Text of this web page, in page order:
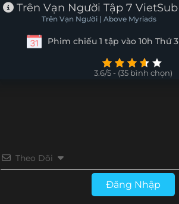
Trên Vạn Người Tập 7 VietSub
Trên Vạn Người | Above Myriads
Phim chiếu 1 tập vào 10h Thứ 3
3.6/5 - (35 bình chọn)
Theo Dõi
Đăng Nhập